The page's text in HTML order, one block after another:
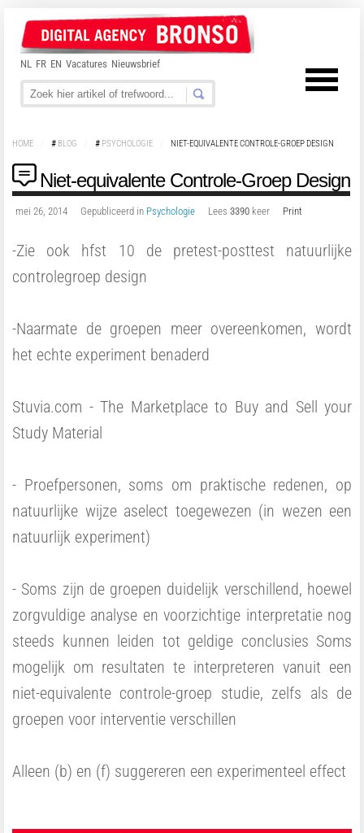
NL FR EN Vacatures Nieuwsbrief
HOME # BLOG # PSYCHOLOGIE NIET-EQUIVALENTE CONTROLE-GROEP DESIGN
Niet-equivalente Controle-Groep Design
mei 26, 2014 Gepubliceerd in Psychologie Lees 3390 keer Print
-Zie ook hfst 10 de pretest-posttest natuurlijke
controlegroep design
-Naarmate de groepen meer overeenkomen, wordt
het echte experiment benaderd
Stuvia.com - The Marketplace to Buy and Sell your
Study Material
- Proefpersonen, soms om praktische redenen, op
natuurlijke wijze aselect toegewezen (in wezen een
natuurlijk experiment)
- Soms zijn de groepen duidelijk verschillend, hoewel
zorgvuldige analyse en voorzichtige interpretatie nog
steeds kunnen leiden tot geldige conclusies Soms
mogelijk om resultaten te interpreteren vanuit een
niet-equivalente controle-groep studie, zelfs als de
groepen voor interventie verschillen
Alleen (b) en (f) suggereren een experimenteel effect